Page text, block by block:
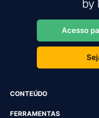
Acesso
CONTEÚDO
FERRAMENTAS